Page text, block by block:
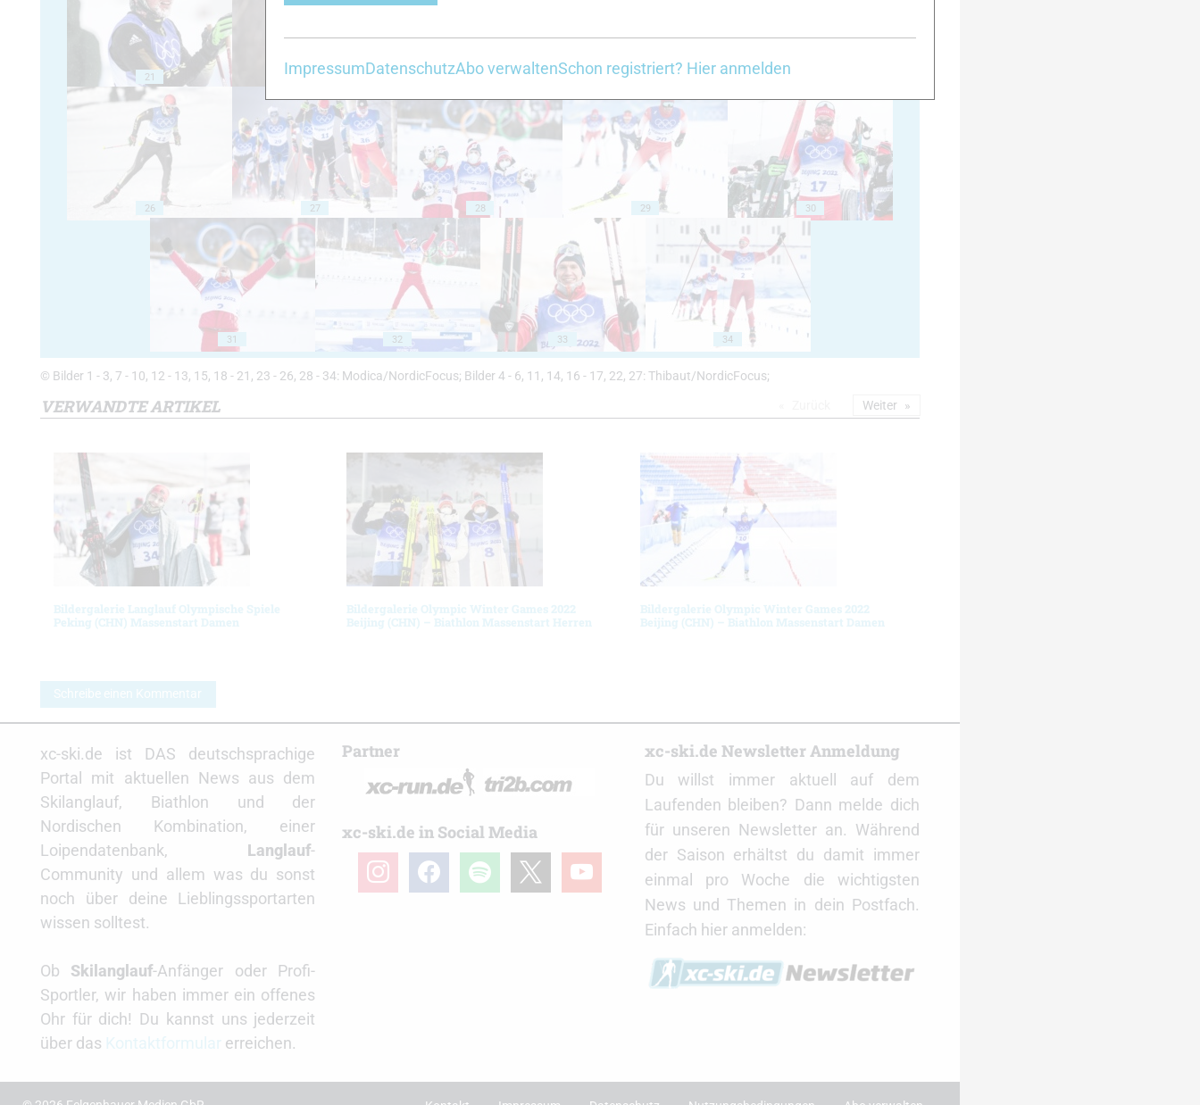
21 22 23 24
26 27 28 29 30
31 32 33 34
© Bilder 1 - 3, 7 - 10, 12 - 13, 15, 18 - 21, 23 - 26, 28 - 34: Modica/NordicFocus; Bilder 4 - 6, 11, 14, 16 - 17, 22, 27: Thibaut/NordicFocus;
VERWANDTE ARTIKEL
Bildergalerie Langlauf Olympische Spiele
Peking (CHN) Massenstart Damen
Bildergalerie Olympic Winter Games 2022
Beijing (CHN) – Biathlon Massenstart Herren
Bildergalerie Olympic Winter Games 2022
Beijing (CHN) – Biathlon Massenstart Damen
Weiter
Schreibe einen Kommentar
xc-ski.de ist DAS deutschsprachige
Portal mit aktuellen News aus dem
Skilanglauf, Biathlon und der
Nordischen Kombination, einer
Loipendatenbank, Langlauf-
Community und allem was du sonst
noch über deine Lieblingssportarten
wissen solltest.
Ob Skilanglauf-Anfänger oder Profi-
Sportler, wir haben immer ein offenes
Ohr für dich! Du kannst uns jederzeit
über das
erreichen.
Partner
xc-ski.de in Social Media
instagramfacebookspotify youtube
xc-ski.de Newsletter Anmeldung
Du willst immer aktuell auf dem
Laufenden bleiben? Dann melde dich
für unseren Newsletter an. Während
der Saison erhältst du damit immer
einmal pro Woche die wichtigsten
News und Themen in dein Postfach.
Einfach hier anmelden:
ImpressumDatenschutzAbo verwaltenSchon registriert? Hier anmelden